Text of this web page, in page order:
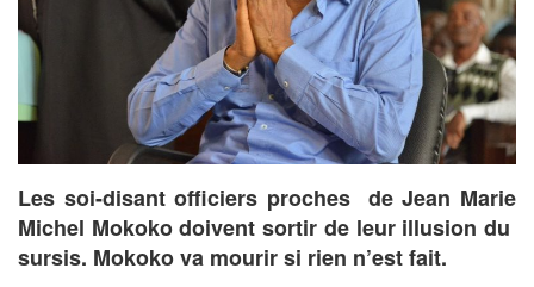
Les soi-disant officiers proches de Jean Marie
Michel Mokoko doivent sortir de leur illusion du
sursis. Mokoko va mourir si rien n’est fait.